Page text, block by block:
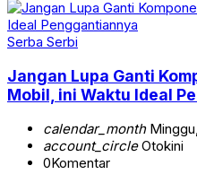
Serba Serbi
Jangan Lupa Ganti
Mobil, ini Waktu Ideal
calendar_month
account_circleOtokini
0Komentar